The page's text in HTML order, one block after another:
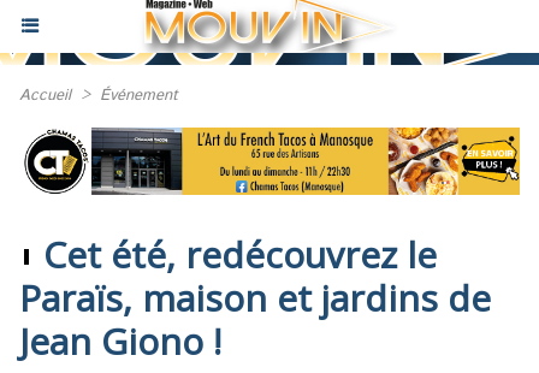
Accueil > Événement
Cet été, redécouvrez le
Paraïs, maison et jardins de
Jean Giono !